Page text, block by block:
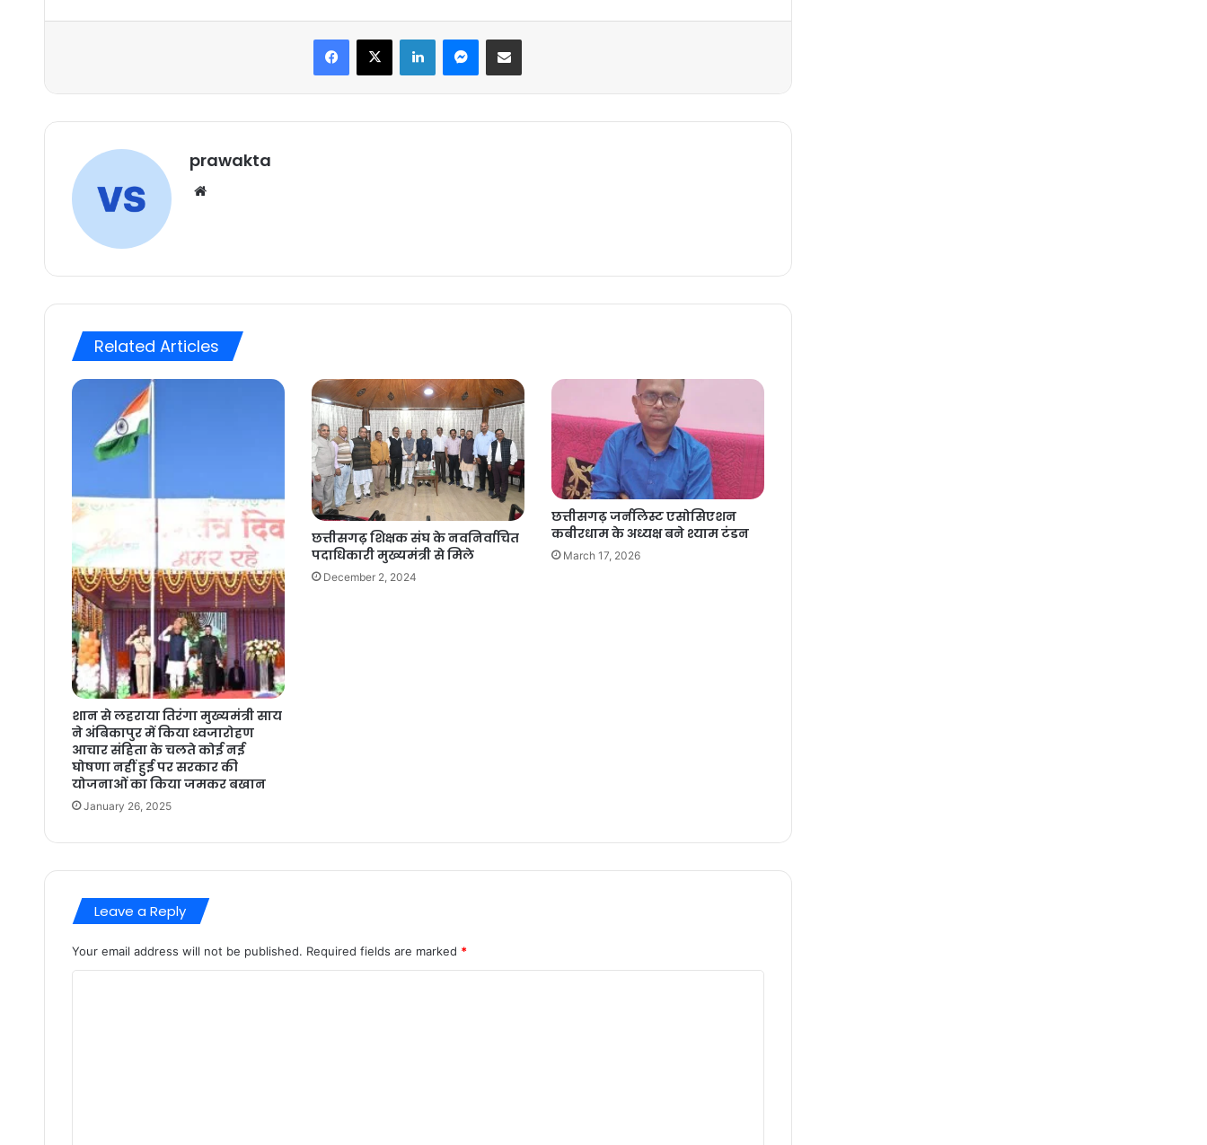
Facebook
X LinkedInMessenger
Share via Email
prawakta
Related Articles
शान से लहराया तिरंगा मुख्यमंत्री साय
ने अंबिकापुर में किया ध्वजारोहण
आचार संहिता के चलते कोई नई
घोषणा नहीं हुई पर सरकार की
योजनाओं का किया जमकर बखान
January 26, 2025
छत्तीसगढ़ शिक्षक संघ के नवनिर्वाचित
पदाधिकारी मुख्यमंत्री से मिले
December 2, 2024
छत्तीसगढ़ जर्नलिस्ट एसोसिएशन
कबीरधाम के अध्यक्ष बने श्याम टंडन
March 17, 2026
Leave a Reply
Your email address will not be published. Required fields are marked *